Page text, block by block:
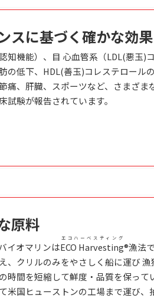
スに基づく確かな効果
知機能）、目 心血管系（LDL(悪玉)
の低下、HDL(善玉)コレステロール
節痛、肝臓、スポーツなど、さまざま
試験が報告されています。
原料
イオマリンはECO Harvesting
エコハーベスティング
®漁法
、クリルのみをやさしく船に運び 漁
時間を短縮して鮮度・品質を保って
米国ヒューストンの工場まで運び、